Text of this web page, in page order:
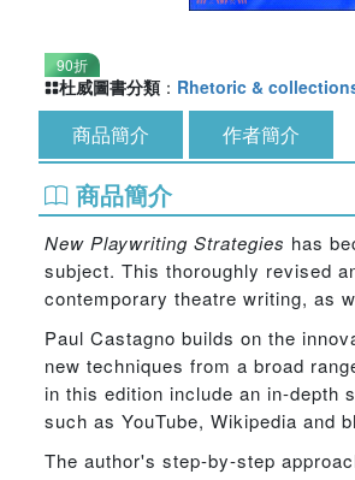
90折
杜威圖書分類 ： Rhetoric &
商品簡介 作者簡介
商品簡介
New Playwriting Strategies has
subject. This thoroughly revised
contemporary theatre writing, as
Paul Castagno builds on the
new techniques from a broad
in this edition include an in-depth
such as YouTube, Wikipedia and
The author's step-by-step